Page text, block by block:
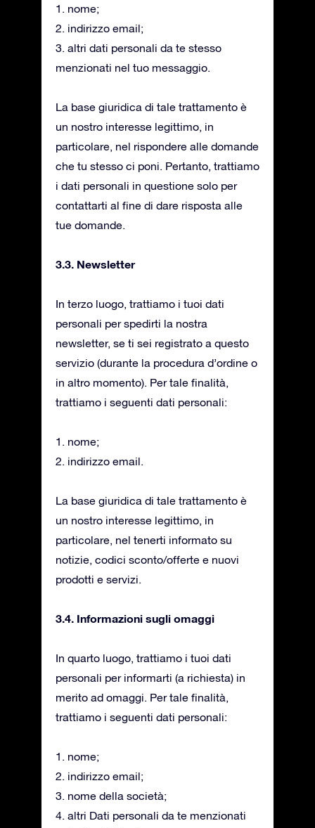
1. nome;
2. indirizzo email;
3. altri dati personali da te stesso
menzionati nel tuo messaggio.
La base giuridica di tale trattamento è
un nostro interesse legittimo, in
particolare, nel rispondere alle domande
che tu stesso ci poni. Pertanto, trattiamo
i dati personali in questione solo per
contattarti al fine di dare risposta alle
tue domande.
3.3. Newsletter
In terzo luogo, trattiamo i tuoi dati
personali per spedirti la nostra
newsletter, se ti sei registrato a questo
servizio (durante la procedura d’ordine o
in altro momento). Per tale finalità,
trattiamo i seguenti dati personali:
1. nome;
2. indirizzo email.
La base giuridica di tale trattamento è
un nostro interesse legittimo, in
particolare, nel tenerti informato su
notizie, codici sconto/offerte e nuovi
prodotti e servizi.
3.4. Informazioni sugli omaggi
In quarto luogo, trattiamo i tuoi dati
personali per informarti (a richiesta) in
merito ad omaggi. Per tale finalità,
trattiamo i seguenti dati personali:
1. nome;
2. indirizzo email;
3. nome della società;
4. altri Dati personali da te menzionati